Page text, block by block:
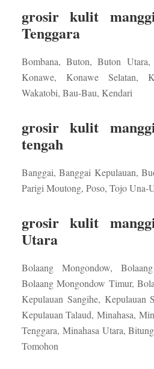
grosir kulit
Tenggara
Bombana, Buton, Buton
Konawe, Konawe Selatan,
Wakatobi, Bau-Bau, Kendari
grosir kulit
tengah
Banggai, Banggai Kepulauan,
Parigi Moutong, Poso, Tojo Una-
grosir kulit
Utara
Bolaang Mongondow,
Bolaang Mongondow Timur,
Kepulauan Sangihe, Kepulauan
Kepulauan Talaud, Minahasa,
Tenggara, Minahasa Utara,
Tomohon